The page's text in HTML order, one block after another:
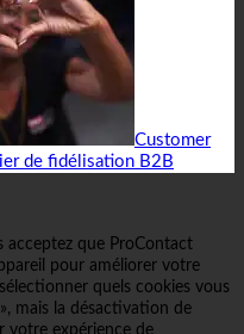
Customer
de fidélisation B2B
acceptez que ProContact
pour améliorer votre
quels cookies vous
mais la désactivation de
votre expérience de